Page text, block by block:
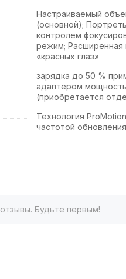
Настраиваемый
(основной);
контролем
режим; Расширенная
«красных глаз»
зарядка до 50 %
адаптером
(приобретается
Технология
частотой
Будьте первым!